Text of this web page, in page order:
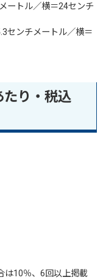
ートル／横＝24センチ
センチメートル／横＝
り・税込
は10％、6回以上掲載